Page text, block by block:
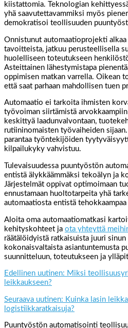
kiistattomia. Teknologian
yhä saavutettavammiksi myös
demokratisoi teollisuuden
Onnistunut automaatioprojekti
tavoitteista, jatkuu perusteellisella
huolelliseen toteutukseen
Asteittainen lähestymistapa
oppimisen matkan varrella. Oikean
että saat parhaan mahdollisen tuen
Automaatio ei tarkoita ihmisten
työvoiman siirtämistä
keskittyä laadunvalvontaan,
rutiininomaisten työvaiheiden
parantaa työntekijöiden
kilpailukyky vahvistuu.
Tulevaisuudessa puuntyöstön
entistä älykkäämmäksi tekoälyn ja
Järjestelmät oppivat optimoimaan
ennustamaan huoltotarpeita yhä
automaatiosta entistä
Aloita oma automaatiomatkasi
kehityskohteet ja ota yhteyttä
räätälöidyistä ratkaisuista juuri
kokonaisvaltaista asiantuntemusta
suunnitteluun, toteutukseen ja
Edellinen uutinen: Miksi
leikkaukseen?
Seuraava uutinen: Kuinka lasin
logistiikkaratkaisuja?
Puuntyöstön automatisointi